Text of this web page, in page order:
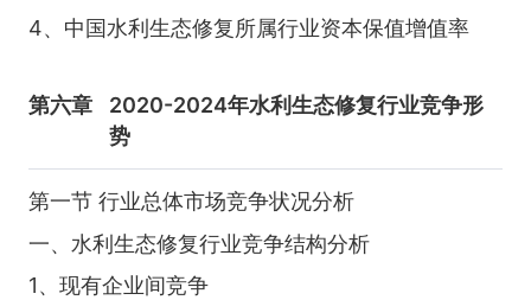
4、中国水利生态修复所属行业资本保值增值率
第六章
2020-2024年水利生态修复行业竞争形
势
第一节 行业总体市场竞争状况分析
一、水利生态修复行业竞争结构分析
1、现有企业间竞争